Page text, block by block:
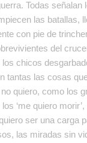
Todas
las batallas,
con pie de
del
chicos
tantas las cosas
quiero, como los
‘me quiero
ser una carga
las miradas sin